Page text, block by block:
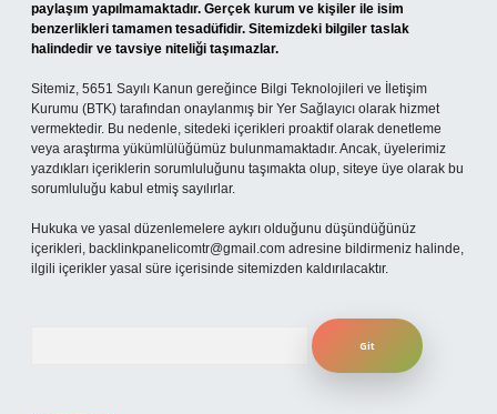
paylaşım yapılmamaktadır. Gerçek kurum ve kişiler ile isim
benzerlikleri tamamen tesadüfidir. Sitemizdeki bilgiler taslak
halindedir ve tavsiye niteliği taşımazlar.
Sitemiz, 5651 Sayılı Kanun gereğince Bilgi Teknolojileri ve İletişim
Kurumu (BTK) tarafından onaylanmış bir Yer Sağlayıcı olarak hizmet
vermektedir. Bu nedenle, sitedeki içerikleri proaktif olarak denetleme
veya araştırma yükümlülüğümüz bulunmamaktadır. Ancak, üyelerimiz
yazdıkları içeriklerin sorumluluğunu taşımakta olup, siteye üye olarak bu
sorumluluğu kabul etmiş sayılırlar.
Hukuka ve yasal düzenlemelere aykırı olduğunu düşündüğünüz
içerikleri, backlinkpanelicomtr@gmail.com adresine bildirmeniz halinde,
ilgili içerikler yasal süre içerisinde sitemizden kaldırılacaktır.